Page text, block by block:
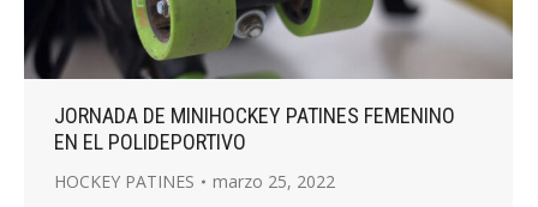
JORNADA DE MINIHOCKEY PATINES FEMENINO
EN EL POLIDEPORTIVO
HOCKEY PATINES marzo 25, 2022